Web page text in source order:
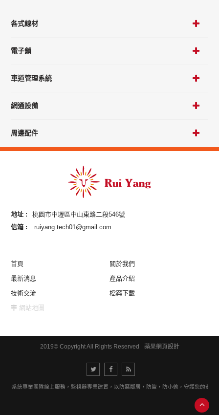
各式線材
電子鎖
車道管理系統
網通設備
周邊配件
地址 :
桃園市中壢區中山東路二段546號
信箱 :
ruiyang.tech01@gmail.com
首頁
關於我們
最新消息
產品介紹
技術交流
檔案下載
網站地圖
2019© Copyright All Rights Reserved 蘋果網頁設計
器系統專業團隊線上服務，監視器專業建置，以防惡鄰居，防盜，防小偷，守護您的安